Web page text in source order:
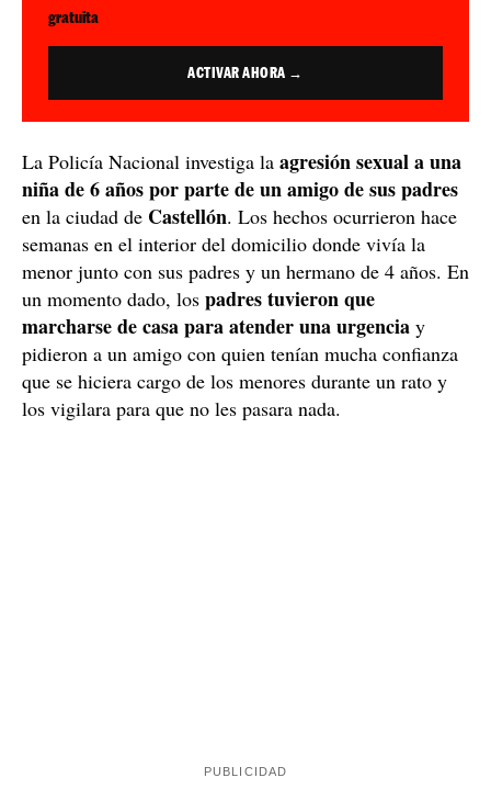
gratuita
ACTIVAR AHORA →
La Policía Nacional investiga la agresión sexual a una
niña de 6 años por parte de un amigo de sus padres
en la ciudad de Castellón. Los hechos ocurrieron hace
semanas en el interior del domicilio donde vivía la
menor junto con sus padres y un hermano de 4 años. En
un momento dado, los padres tuvieron que
marcharse de casa para atender una urgencia y
pidieron a un amigo con quien tenían mucha confianza
que se hiciera cargo de los menores durante un rato y
los vigilara para que no les pasara nada.